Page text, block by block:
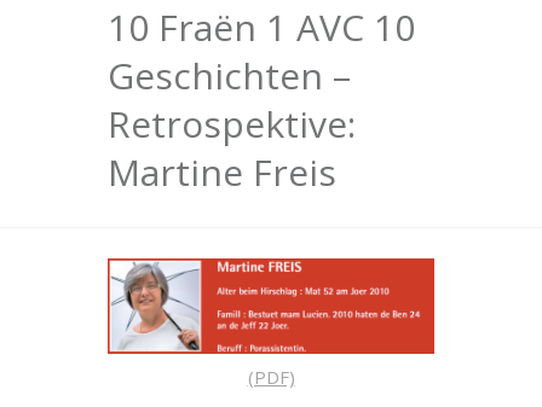
10 Fraën 1 AVC 10
Geschichten –
Retrospektive:
Martine Freis
(PDF)